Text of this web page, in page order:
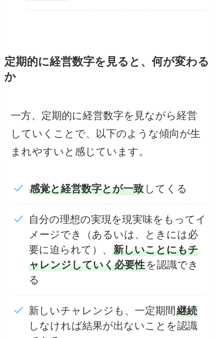
定期的に経営数字を見ると、何が変わる
か
一方、定期的に経営数字を見ながら経営
していくことで、以下のような傾向が生
まれやすいと感じています。
感覚と経営数字とが一致してくる
自分の理想の実現を現実味をもってイ
メージでき（あるいは、ときには必
要に迫られて）、 新しいことにもチ
ャレンジしていく必要性を認識でき
る
新しいチャレンジも、一定期間継続
しなければ結果が出ないことを認識